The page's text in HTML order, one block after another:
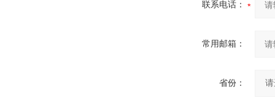
联系电话：
常用邮箱：
省份：